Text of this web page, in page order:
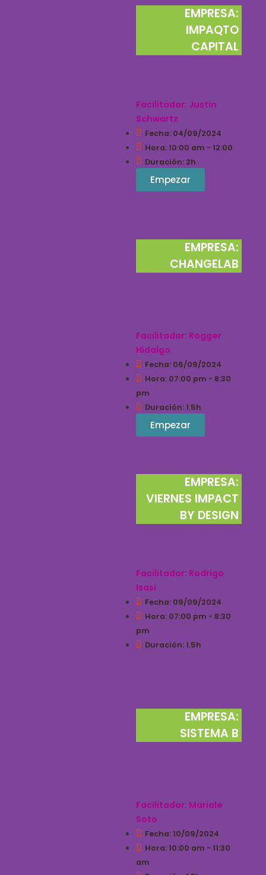
EMPRESA:
IMPAQTO
CAPITAL
Facilitador: Justin
Schwartz
Fecha: 04/09/2024
Hora: 10:00 am - 12:00
Duración: 2h
Empezar
EMPRESA:
CHANGELAB
Facilitador: Rogger
Hidalgo
Fecha: 06/09/2024
Hora: 07:00 pm - 8:30
pm
Duración: 1.5h
Empezar
EMPRESA:
VIERNES IMPACT
BY DESIGN
Facilitador: Rodrigo
Isasi
Fecha: 09/09/2024
Hora: 07:00 pm - 8:30
pm
Duración: 1.5h
EMPRESA:
SISTEMA B
Facilitador: Mariale
Soto
Fecha: 10/09/2024
Hora: 10:00 am - 11:30
am